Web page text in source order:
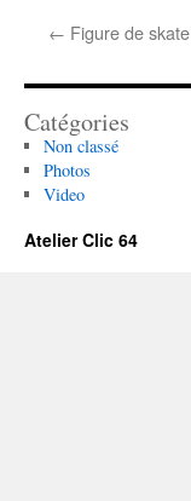
← Figure de skate
Catégories
Non classé
Photos
Video
Atelier Clic 64